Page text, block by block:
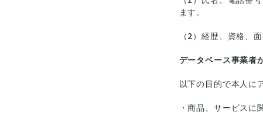
ます。
（2）経歴、資格、
データベース事業者
以下の目的で本人に
・商品、サービスに